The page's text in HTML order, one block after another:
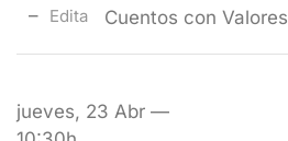
Edita Cuentos con Valores
jueves, 23 Abr —